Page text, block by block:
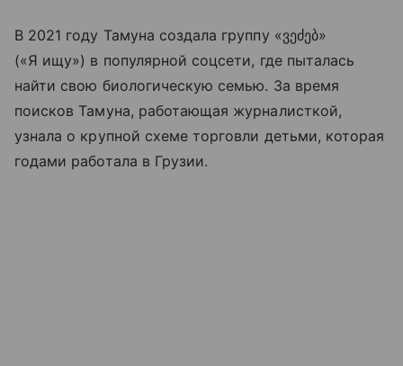
В 2021 году Тамуна создала группу «ვეძებ»
(«Я ищу») в популярной соцсети, где пыталась
найти свою биологическую семью. За время
поисков Тамуна, работающая журналисткой,
узнала о крупной схеме торговли детьми, которая
годами работала в Грузии.